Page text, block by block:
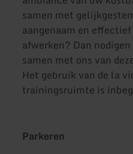
samen met
aangenaam en
afwerken? Dan
samen met ons van
Het gebruik van de la
trainingsruimte is
Parkeren